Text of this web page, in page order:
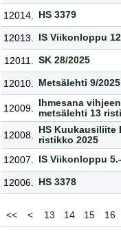
12014.
HS 3379
12013.
IS Viikonloppu
12011.
SK 28/2025
12010.
Metsälehti 9/2025
12009.
Ihmesana
metsälehti 13
12008.
HS Kuukausiliite
ristikko 2025
12007.
IS Viikonloppu
12006.
HS 3378
<< < 13 14 15 16